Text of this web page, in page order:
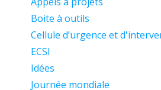
Boite à outils
Cellule d’urgence et
ECSI
Idées
Journée mondiale